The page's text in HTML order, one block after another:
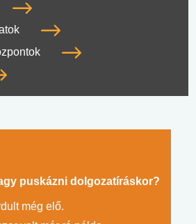
puskázni dolgozatíráskor?
még elő.